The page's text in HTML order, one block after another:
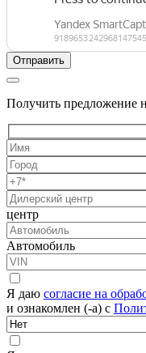
Получить предложение
центр
Автомобиль
Я даю согласие на
и ознакомлен (-а) с